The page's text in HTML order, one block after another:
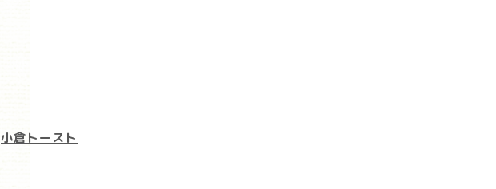
小倉トースト